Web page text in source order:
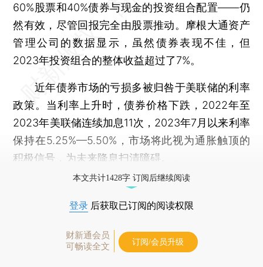
60%股票和40%债券与现金的投资组合配置——仍
然有效，尽管回报完全由股票推动。摩根大通资产
管理公司的数据显示，虽然债券表现不佳，但
2023年投资组合的整体收益超过了7%。
近年债券市场的亏损多被归咎于美联储的利率
政策。当利率上升时，债券价格下跌，2022年至
2023年美联储连续加息11次，2023年7月以来利率
保持在5.25%—5.50%，市场将此视为通胀触顶的
积极信号，为未来降息扫清障碍。
本文共计1428字 订阅后继续阅读
登录 后获取已订阅的阅读权限
财新通会员
可畅读全文
订阅/会员升级